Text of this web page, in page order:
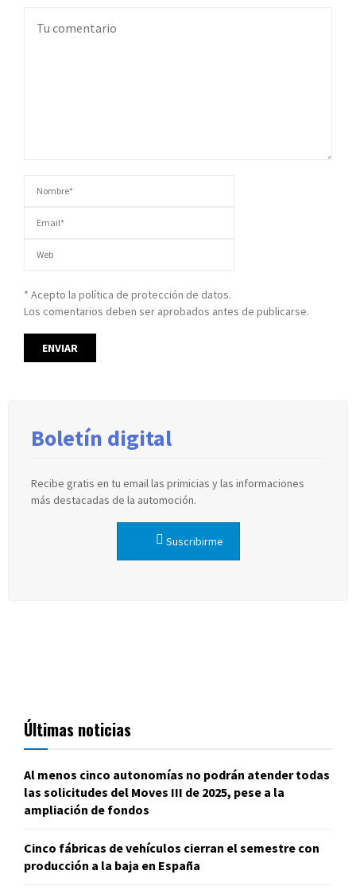
* Acepto la política de protección de datos.
Los comentarios deben ser aprobados antes de publicarse.
Boletín digital
Recibe gratis en tu email las primicias y las informaciones
más destacadas de la automoción.
Suscribirme
Últimas noticias
Al menos cinco autonomías no podrán atender todas
las solicitudes del Moves III de 2025, pese a la
ampliación de fondos
Cinco fábricas de vehículos cierran el semestre con
producción a la baja en España